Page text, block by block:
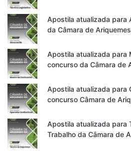
Apostila atualizada para
da Câmara de
Apostila atualizada para
concurso da Câmara de
Apostila atualizada para
concurso Câmara de
Apostila atualizada para
Trabalho da Câmara de